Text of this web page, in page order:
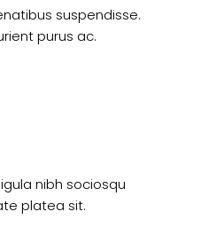
suspendisse.
purus ac.
nibh sociosqu
platea sit.